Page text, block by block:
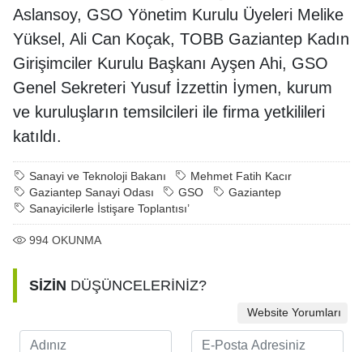
Aslansoy, GSO Yönetim Kurulu Üyeleri Melike
Yüksel, Ali Can Koçak, TOBB Gaziantep Kadın
Girişimciler Kurulu Başkanı Ayşen Ahi, GSO
Genel Sekreteri Yusuf İzzettin İymen, kurum
ve kuruluşların temsilcileri ile firma yetkilileri
katıldı.
Sanayi ve Teknoloji Bakanı
Mehmet Fatih Kacır
Gaziantep Sanayi Odası
GSO
Gaziantep
Sanayicilerle İstişare Toplantısı’
994 OKUNMA
SİZİN DÜŞÜNCELERİNİZ?
Website Yorumları